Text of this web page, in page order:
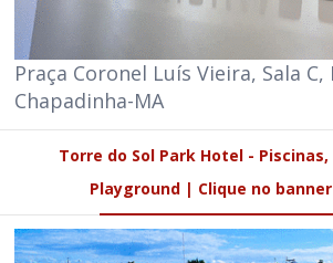
Praça Coronel Luís Vieira, Sala C,
Chapadinha-MA
Torre do Sol Park Hotel -
Playground | Clique no